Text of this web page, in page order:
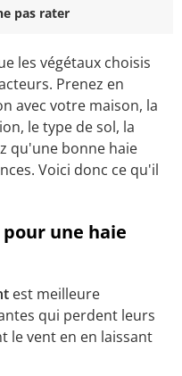
pas rater
les végétaux choisis
Prenez en
avec votre maison, la
le type de sol, la
qu'une bonne haie
Voici donc ce qu'il
une haie
est meilleure
qui perdent leurs
le vent en en laissant